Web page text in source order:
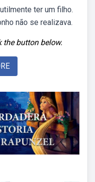
ter um filho.
não se realizava.
the button below.